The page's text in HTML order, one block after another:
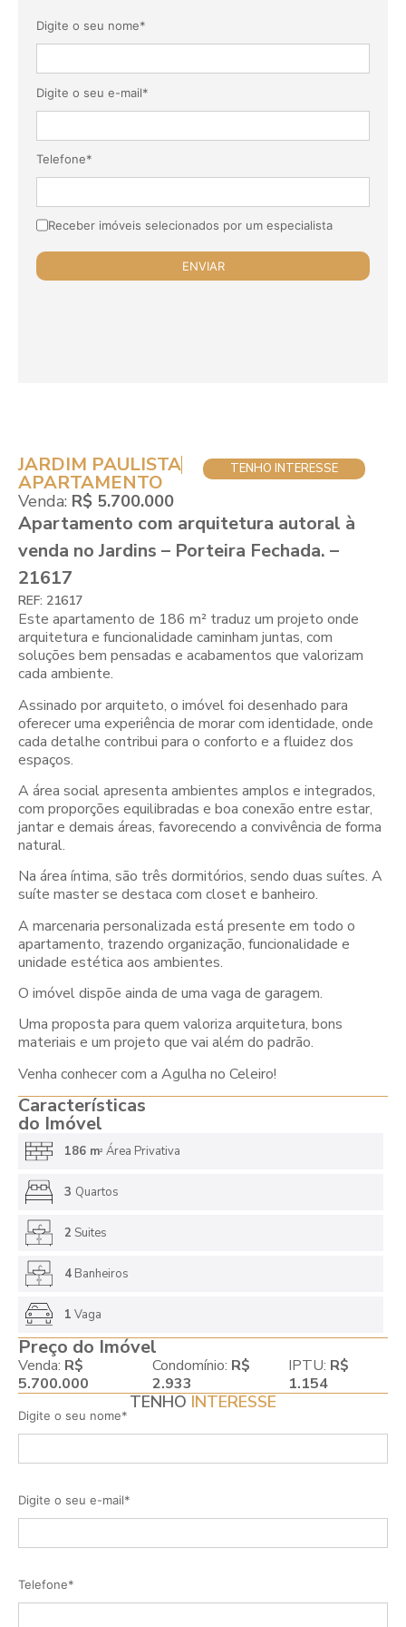
Digite o seu nome*
Digite o seu e-mail*
Telefone*
Receber imóveis selecionados por um especialista
JARDIM PAULISTA
APARTAMENTO
Venda: R$ 5.700.000
TENHO INTERESSE
Apartamento com arquitetura autoral à
venda no Jardins – Porteira Fechada. –
21617
REF: 21617
Este apartamento de 186 m² traduz um projeto onde
arquitetura e funcionalidade caminham juntas, com
soluções bem pensadas e acabamentos que valorizam
cada ambiente.
Assinado por arquiteto, o imóvel foi desenhado para
oferecer uma experiência de morar com identidade, onde
cada detalhe contribui para o conforto e a fluidez dos
espaços.
A área social apresenta ambientes amplos e integrados,
com proporções equilibradas e boa conexão entre estar,
jantar e demais áreas, favorecendo a convivência de forma
natural.
Na área íntima, são três dormitórios, sendo duas suítes. A
suíte master se destaca com closet e banheiro.
A marcenaria personalizada está presente em todo o
apartamento, trazendo organização, funcionalidade e
unidade estética aos ambientes.
O imóvel dispõe ainda de uma vaga de garagem.
Uma proposta para quem valoriza arquitetura, bons
materiais e um projeto que vai além do padrão.
Venha conhecer com a Agulha no Celeiro!
Características
do Imóvel
186 m2 Área Privativa
3 Quartos
2 Suites
4Banheiros
1 Vaga
Preço do Imóvel
Venda: R$
5.700.000
Condomínio: R$
2.933
IPTU: R$
1.154
TENHO INTERESSE
Digite o seu nome*
Digite o seu e-mail*
Telefone*